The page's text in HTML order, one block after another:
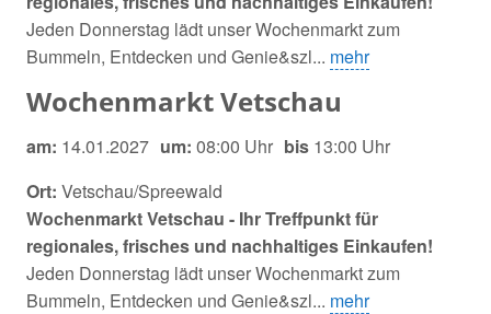
Jeden Donnerstag lädt unser Wochenmarkt zum
Bummeln, Entdecken und Genie&szl... mehr
Wochenmarkt Vetschau
am: 14.01.2027 um: 08:00 Uhr bis 13:00 Uhr
Ort: Vetschau/Spreewald
Wochenmarkt Vetschau - Ihr Treffpunkt für
regionales, frisches und nachhaltiges Einkaufen!
Jeden Donnerstag lädt unser Wochenmarkt zum
Bummeln, Entdecken und Genie&szl... mehr